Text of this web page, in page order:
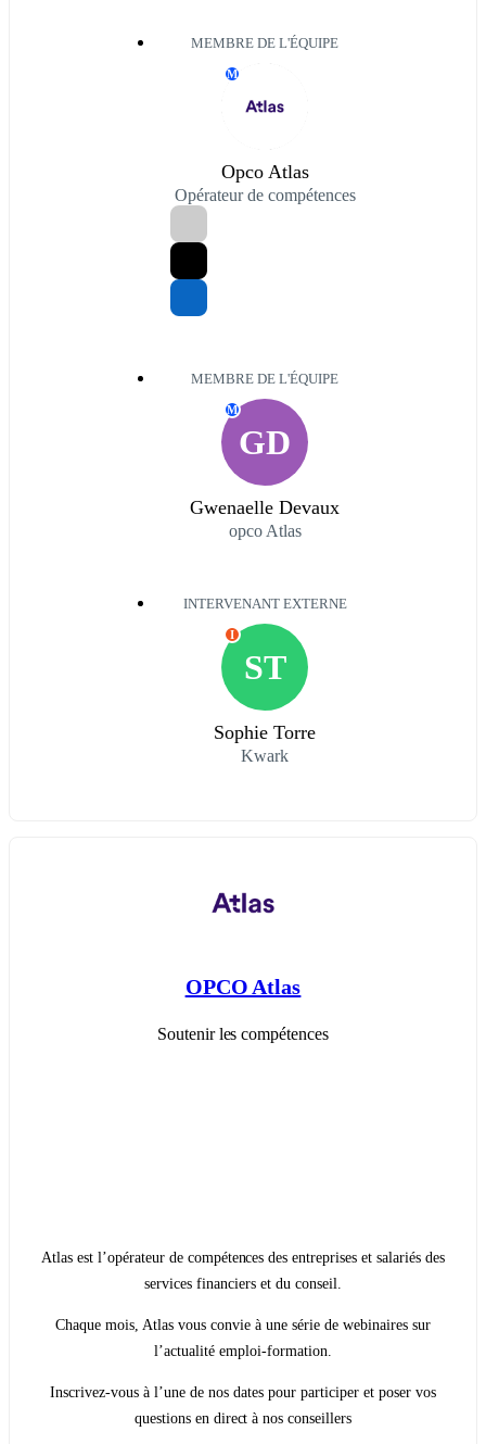
MEMBRE DE L'ÉQUIPE
M
Opco Atlas
Opérateur de compétences
MEMBRE DE L'ÉQUIPE
GD
M
Gwenaelle Devaux
opco Atlas
INTERVENANT EXTERNE
ST
I
Sophie Torre
Kwark
OPCO Atlas
Soutenir les compétences
Atlas est l’opérateur de compétences des entreprises et salariés des
services financiers et du conseil.
Chaque mois, Atlas vous convie à une série de webinaires sur
l’actualité emploi-formation.
Inscrivez-vous à l’une de nos dates pour participer et poser vos
questions en direct à nos conseillers